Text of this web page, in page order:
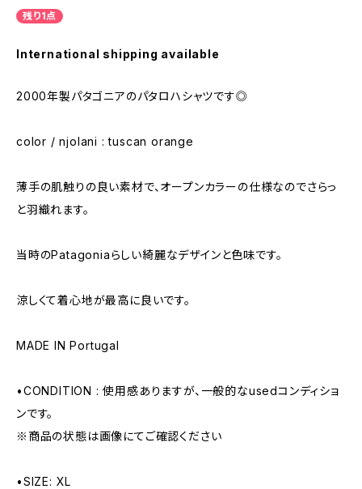
残り1点
International shipping available
2000年製パタゴニアのパタロハシャツです◎
color / njolani : tuscan orange
薄手の肌触りの良い素材で、オープンカラーの仕様なのでさらっ
と羽織れます。
当時のPatagoniaらしい綺麗なデザインと色味です。
涼しくて着心地が最高に良いです。
MADE IN Portugal
•CONDITION : 使用感ありますが、一般的なusedコンディショ
ンです。
※商品の状態は画像にてご確認ください
•SIZE: XL